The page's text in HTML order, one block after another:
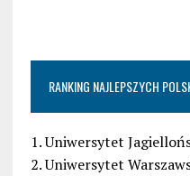
RANKING NAJLEPSZYCH
1. Uniwersytet
2. Uniwersytet